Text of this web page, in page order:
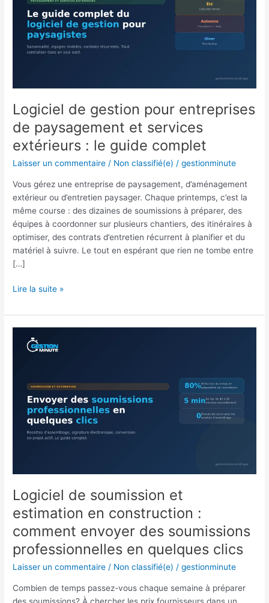
Logiciel de gestion pour entreprises
de paysagement et services
extérieurs : le guide complet
Laisser un commentaire / Non classifié(e) /gestionminute
Vous gérez une entreprise de paysagement, d’aménagement
extérieur ou d’entretien paysager. Chaque printemps, c’est la
même course : des dizaines de soumissions à préparer, des
équipes à coordonner sur plusieurs chantiers, des itinéraires à
optimiser, des contrats d’entretien récurrent à planifier et du
matériel à suivre. Le tout en espérant que rien ne tombe entre
[…]
paysagement
services
guide
complet
Lire la suite »
Logiciel de soumission et
estimation en construction :
comment envoyer des soumissions
professionnelles en quelques clics
Laisser un commentaire / Non classifié(e) /gestionminute
Combien de temps passez-vous chaque semaine à préparer
des soumissions? À chercher les prix fournisseurs dans un
estimation
construction
comment
professionnelles
quelques
clics